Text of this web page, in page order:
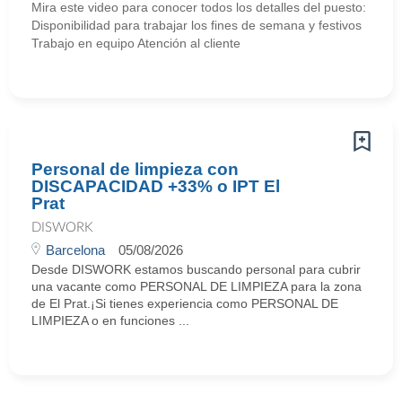
Mira este video para conocer todos los detalles del puesto:
Disponibilidad para trabajar los fines de semana y festivos
Trabajo en equipo Atención al cliente
Personal de limpieza con
DISCAPACIDAD +33% o IPT El
Prat
DISWORK
Barcelona 05/08/2026
Desde DISWORK estamos buscando personal para cubrir
una vacante como PERSONAL DE LIMPIEZA para la zona
de El Prat.¡Si tienes experiencia como PERSONAL DE
LIMPIEZA o en funciones ...